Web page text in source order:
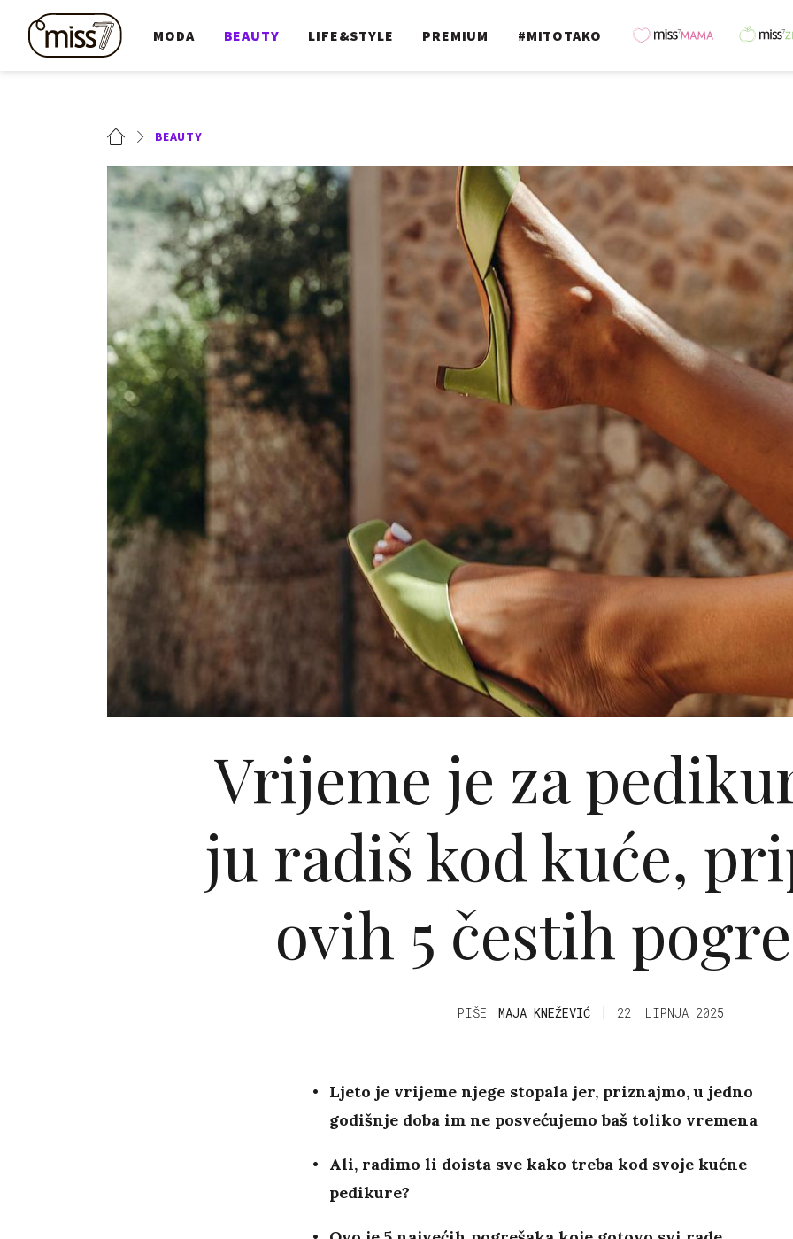
MODA BEAUTY LIFE&STYLE PREMIUM #MITOTAKO
BEAUTY
Vrijeme je za
ju radiš kod kuće,
ovih 5 čestih
PIŠE MAJA KNEŽEVIĆ 22. LIPNJA 2025.
Ljeto je vrijeme njege stopala jer, priznajmo, u jedno
godišnje doba im ne posvećujemo baš toliko vremena
Ali, radimo li doista sve kako treba kod svoje kućne
pedikure?